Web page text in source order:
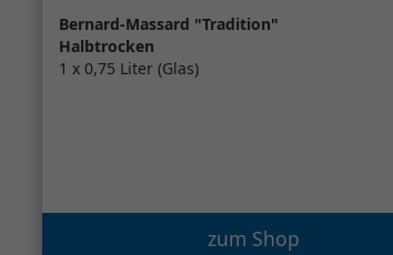
Bernard-Massard "Tradition"
Halbtrocken
1 x 0,75 Liter (Glas)
zum Shop